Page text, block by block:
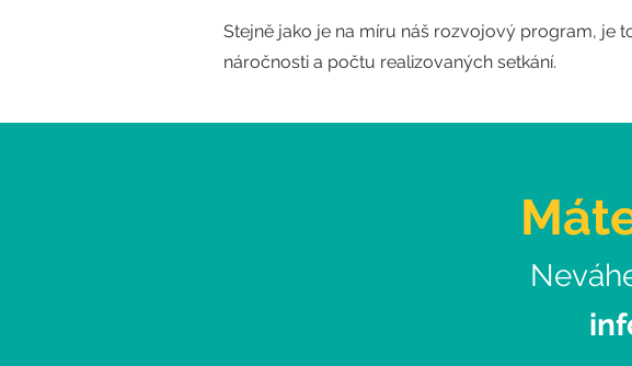
Stejně jako je na míru náš rozvojový program, je
náročnosti a počtu realizovaných setkání.